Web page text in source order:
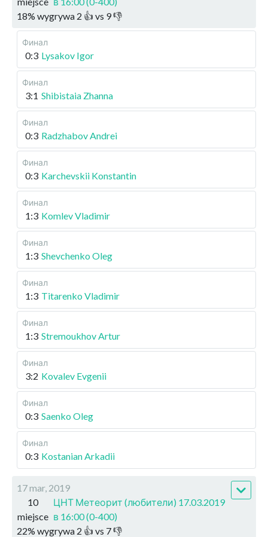
18% wygrywa 2 👍 vs 9👎
Финал
0:3 Lysakov Igor
Финал
3:1 Shibistaia Zhanna
Финал
0:3 Radzhabov Andrei
Финал
0:3 Karchevskii Konstantin
Финал
1:3 Komlev Vladimir
Финал
1:3 Shevchenko Oleg
Финал
1:3 Titarenko Vladimir
Финал
1:3 Stremoukhov Artur
Финал
3:2 Kovalev Evgenii
Финал
0:3 Saenko Oleg
Финал
0:3 Kostanian Arkadii
17 mar, 2019
10
miejsce
ЦНТ Метеорит (любители) 17.03.2019
в 16:00 (0-400)
22% wygrywa 2 👍 vs 7👎